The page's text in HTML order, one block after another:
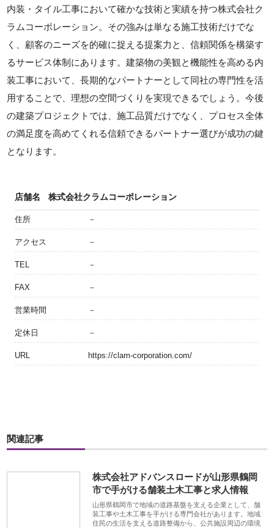
内装・タイル工事において確かな技術と実績を持つ株式会社ク
ラムコーポレーション。その強みは単なる施工技術だけでな
く、顧客のニーズを的確に捉える提案力と、信頼関係を構築す
るサービス体制にあります。建築物の美観と機能性を高める内
装工事において、長期的なパートナーとして同社の専門性を活
用することで、理想の空間づくりを実現できるでしょう。今後
の建築プロジェクトでは、施工品質だけでなく、プロセス全体
の満足度を高めてくれる信頼できるパートナー選びが成功の鍵
となります。
店舗名 株式会社クラムコーポレーション
住所 －
アクセス －
TEL －
FAX －
営業時間 －
定休日 －
URL https://clam-corporation.com/
関連記事
株式会社アドバンスロードが山形県鶴岡
市で手がける舗装土木工事と求人情報
山形県鶴岡市で地域の道路基盤を支える企業として、舗
装工事や土木工事を手がける専門会社があります。地域
住民の生活を支える道路整備から、公共施設周辺の環境